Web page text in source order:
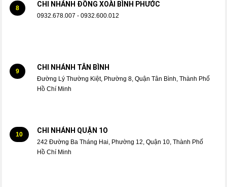
8 CHI NHÁNH ĐỒNG XOÀI BÌNH PHƯỚC
0932.678.007 - 0932.600.012
9 CHI NHÁNH TÂN BÌNH
Đường Lý Thường Kiệt, Phường 8, Quận Tân Bình, Thành Phố
Hồ Chí Minh
10 CHI NHÁNH QUẬN 1O
242 Đường Ba Tháng Hai, Phường 12, Quận 10, Thành Phố
Hồ Chí Minh